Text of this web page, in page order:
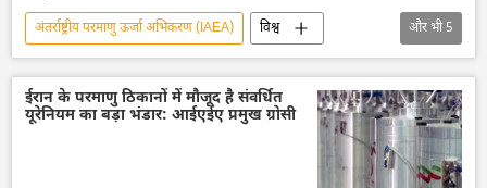
आतंकवादी
अंतर्राष्ट्रीय परमाणु ऊर्जा अभिकरण (IAEA)
विश्व
ईरान
अमेरिका-इजराइल-ईरान युद्ध
अमेरिका
ऊर्जा क्षेत्र परमाणु ऊर्जा
और भी5
ईरान के परमाणु ठिकानों में मौजूद है संवर्धित
यूरेनियम का बड़ा भंडार: आईएईए प्रमुख ग्रोसी